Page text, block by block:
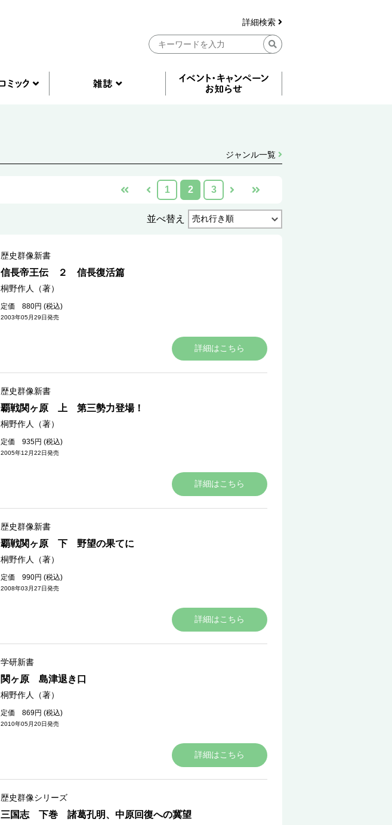
詳細検索
ジャンル一覧
1 2 3
並べ替え
歴史群像新書
信長帝王伝 ２ 信長復活篇
桐野作人（著）
定価 880円 (税込)
2003年05月29日発売
詳細はこちら
歴史群像新書
覇戦関ヶ原 上 第三勢力登場！
桐野作人（著）
定価 935円 (税込)
2005年12月22日発売
詳細はこちら
歴史群像新書
覇戦関ヶ原 下 野望の果てに
桐野作人（著）
定価 990円 (税込)
2008年03月27日発売
詳細はこちら
学研新書
関ヶ原 島津退き口
桐野作人（著）
定価 869円 (税込)
2010年05月20日発売
詳細はこちら
歴史群像シリーズ
三国志 下巻 諸葛孔明、中原回復への冀望